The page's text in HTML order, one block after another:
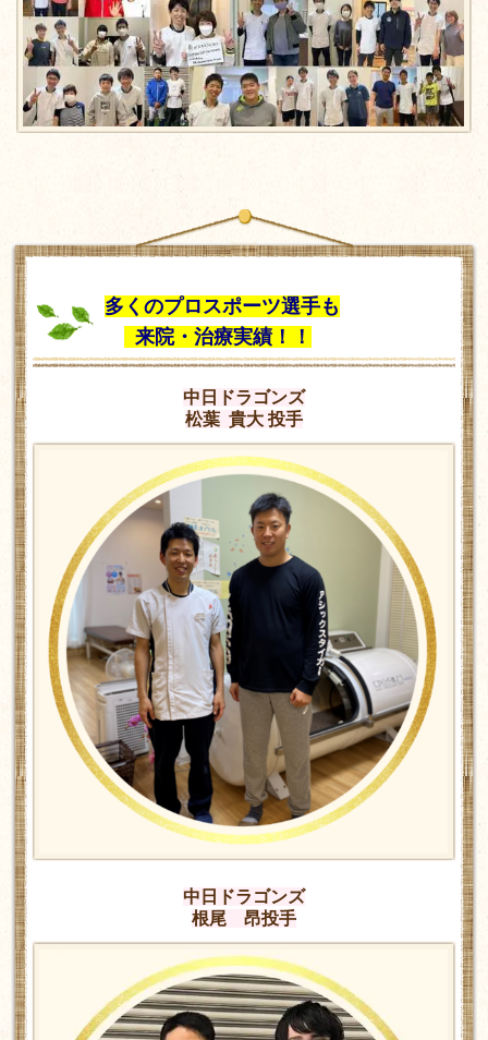
多くのプロスポーツ選手も
来院・治療実績！！
中日ドラゴンズ
松葉 貴大 投手
中日ドラゴンズ
根尾 昂投手